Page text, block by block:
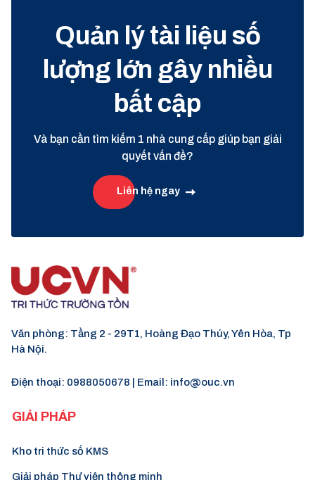
Quản lý tài liệu số
lượng lớn gây nhiều
bất cập
Và bạn cần tìm kiếm 1 nhà cung cấp giúp bạn giải
quyết vấn đề?
Liên hệ ngay
Văn phòng: Tầng 2 - 29T1, Hoàng Đạo Thúy, Yên Hòa, Tp
Hà Nội.
Điện thoại: 0988050678 | Email: info@ouc.vn
GIẢI PHÁP
Kho tri thức số KMS
Giải pháp Thư viện thông minh